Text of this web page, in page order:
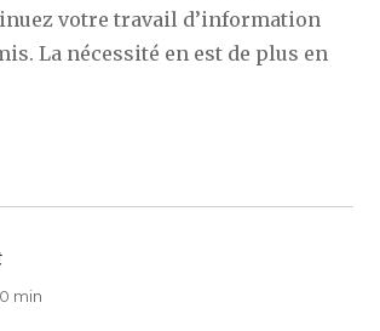
votre travail d’information
La nécessité en est de plus en
min